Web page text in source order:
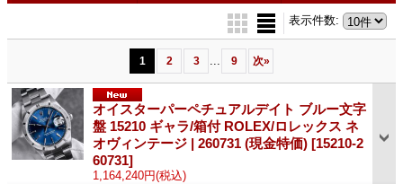
表示件数:
1 2 3 ... 9 次»
オイスターパーペチュアルデイト ブルー文字
盤 15210 ギャラ/箱付 ROLEX/ロレックス ネ
オヴィンテージ | 260731 (現金特価) [15210-2
60731]
1,164,240円(税込)